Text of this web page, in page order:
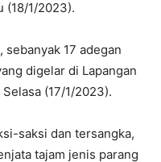
(18/1/2023).
17 adegan
digelar di Lapangan
(17/1/2023).
saksi dan tersangka,
tajam jenis parang